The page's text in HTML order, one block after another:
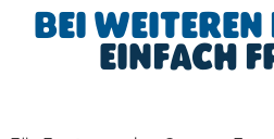
Bei weiteren
einfach